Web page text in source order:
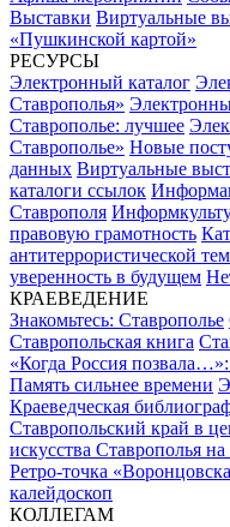
Выставки Виртуальные
«Пушкинской картой»
РЕСУРСЫ
Электронный каталог
Ставрополья»
Ставрополье: лучшее
Ставрополье» Новые
данных Виртуальные
каталоги ссылок
Ставрополя
правовую грамотность
антитеррористической
уверенность в будущем
КРАЕВЕДЕНИЕ
Знакомьтесь: Ставрополье
Ставропольская книга
«Когда Россия
Память сильнее времени
Краеведческая
Ставропольский край в
искусства Ставрополья
Ретро-точка
калейдоскоп
КОЛЛЕГАМ